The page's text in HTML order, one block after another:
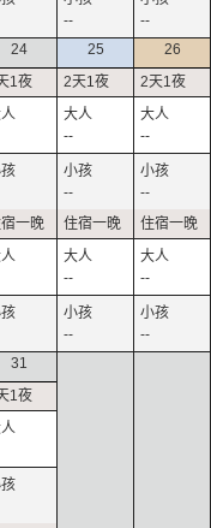
--
--
24 25
--
--
--
--
26
--
--
--
--
31